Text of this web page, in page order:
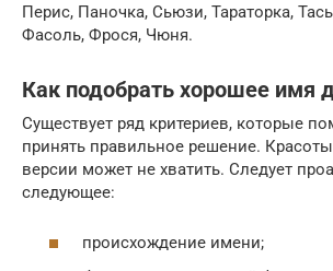
Перис, Паночка, Сьюзи, Тараторка,
Фасоль, Фрося, Чюня.
Как подобрать хорошее имя
Существует ряд критериев, которые
принять правильное решение.
версии может не хватить. Следует
следующее:
происхождение имени;